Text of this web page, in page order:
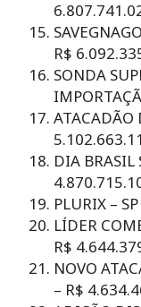
R$
SONDA
ATACADÃO
DIA BRASIL
PLURIX –
LÍDER
R$
NOVO
– R$